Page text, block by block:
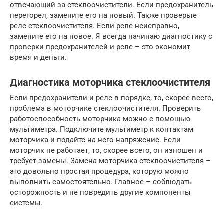
отвечающий за стеклоочистители. Если предохранитель
перегорел, замените его на новый. Также проверьте
реле стеклоочистителя. Если реле неисправно,
замените его на новое. Я всегда начинаю диагностику с
проверки предохранителей и реле – это экономит
время и деньги.
Диагностика моторчика стеклоочистителя
Если предохранители и реле в порядке, то, скорее всего,
проблема в моторчике стеклоочистителя. Проверить
работоспособность моторчика можно с помощью
мультиметра. Подключите мультиметр к контактам
моторчика и подайте на него напряжение. Если
моторчик не работает, то, скорее всего, он изношен и
требует замены. Замена моторчика стеклоочистителя –
это довольно простая процедура, которую можно
выполнить самостоятельно. Главное – соблюдать
осторожность и не повредить другие компоненты
системы.